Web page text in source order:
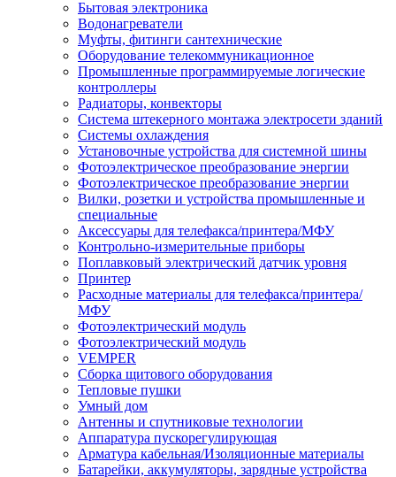
Бытовая электроника
Водонагреватели
Муфты, фитинги сантехнические
Оборудование телекоммуникационное
Промышленные программируемые логические
контроллеры
Радиаторы, конвекторы
Система штекерного монтажа электросети зданий
Системы охлаждения
Установочные устройства для системной шины
Фотоэлектрическое преобразование энергии
Фотоэлектрическое преобразование энергии
Вилки, розетки и устройства промышленные и
специальные
Аксессуары для телефакса/принтера/МФУ
Контрольно-измерительные приборы
Поплавковый электрический датчик уровня
Принтер
Расходные материалы для телефакса/принтера/
МФУ
Фотоэлектрический модуль
Фотоэлектрический модуль
VEMPER
Сборка щитового оборудования
Тепловые пушки
Умный дом
Антенны и спутниковые технологии
Аппаратура пускорегулирующая
Арматура кабельная/Изоляционные материалы
Батарейки, аккумуляторы, зарядные устройства